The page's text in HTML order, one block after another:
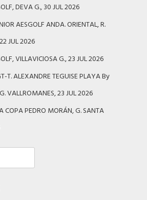
DEVA G., 30 JUL 2026
AESGOLF ANDA. ORIENTAL, R.
JUL 2026
VILLAVICIOSA G., 23 JUL 2026
T. ALEXANDRE TEGUISE PLAYA By
VALLROMANES, 23 JUL 2026
COPA PEDRO MORÁN, G. SANTA